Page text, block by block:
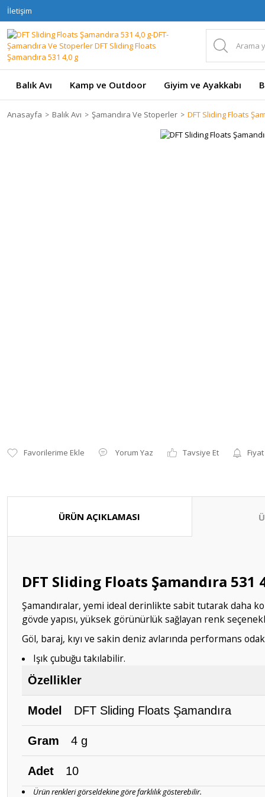
İletişim
Balık Avı Kamp ve Outdoor Giyim ve Ayakkabı
Anasayfa Balık Avı Şamandıra Ve Stoperler DFT Sliding Floats
Yorum Yaz Tavsiye Et
ÜRÜN AÇIKLAMASI
DFT Sliding Floats Şamandıra 531
Şamandıralar, yemi ideal derinlikte sabit tutarak daha
gövde yapısı, yüksek görünürlük sağlayan renk
Göl, baraj, kıyı ve sakin deniz avlarında performans
Işık çubuğu takılabilir.
Özellikler
Model DFT Sliding Floats Şamandıra
Gram 4 g
Adet 10
Ürün renkleri görseldekine göre farklılık gösterebilir.